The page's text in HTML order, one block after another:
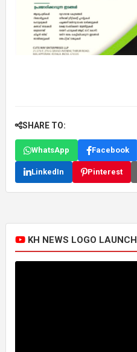
SHARE TO:
WhatsApp Facebook
LinkedIn Pinterest
KH NEWS LOGO LAUNCH